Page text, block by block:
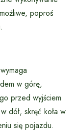
poproś
w górę,
przed wyjściem
dół, skręć koła w
się pojazdu.